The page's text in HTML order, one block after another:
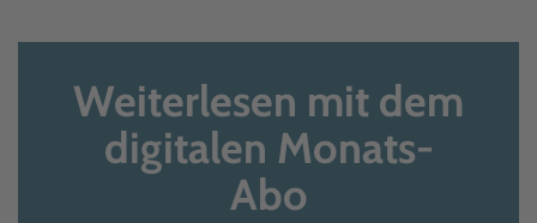
Weiterlesen mit dem
digitalen Monats-
Abo